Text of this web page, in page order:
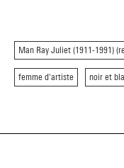
Man Ray Juliet (1911-1991)
femme d'artiste noir et